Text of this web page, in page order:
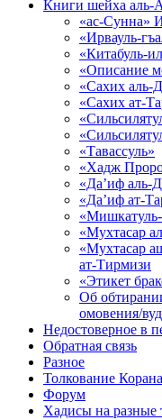
Книги шейха аль-
«ас-Сунна»
«Ирвауль-
«Китабуль-
«Описание
«Сахих аль-
«Сахих ат-
«Тавассуль»
«Хадж
«Да’иф аль-
«Да’иф ат-
«Мухтасар
«Мухтасар
ат-Тирмизи
«Этикет
Об
омовения/
Недостоверное в
Обратная связь
Разное
Толкование
Форум
Хадисы на разные